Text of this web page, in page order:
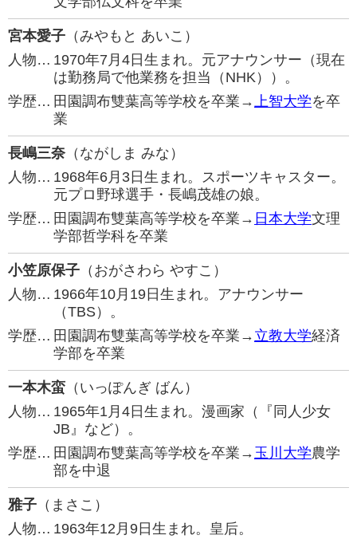
宮本愛子 （みやもと あいこ）
人物… 1970年7月4日生まれ。元アナウンサー（現在
は勤務局で他業務を担当（NHK））。
学歴… 田園調布雙葉高等学校を卒業→上智大学を卒
業
長嶋三奈 （ながしま みな）
人物… 1968年6月3日生まれ。スポーツキャスター。
元プロ野球選手・長嶋茂雄の娘。
学歴… 田園調布雙葉高等学校を卒業→ 日本大学文理
学部哲学科を卒業
小笠原保子 （おがさわら やすこ）
人物… 1966年10月19日生まれ。アナウンサー
（TBS）。
学歴… 田園調布雙葉高等学校を卒業→ 立教大学経済
学部を卒業
一本木蛮 （いっぽんぎ ばん）
人物… 1965年1月4日生まれ。漫画家（『同人少女
JB』など）。
学歴… 田園調布雙葉高等学校を卒業→ 玉川大学農学
部を中退
雅子 （まさこ）
人物… 1963年12月9日生まれ。皇后。